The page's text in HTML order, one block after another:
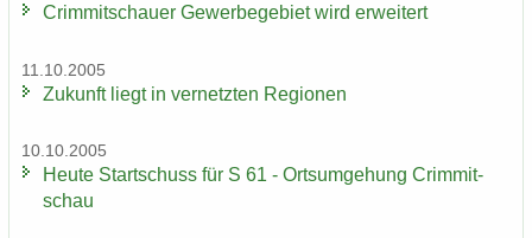
Crim­mit­schau­er Ge­wer­be­ge­biet wird er­wei­tert
11.10.2005
Zu­kunft liegt in ver­netz­ten Re­gio­nen
10.10.2005
Heute Start­schuss für S 61 - Orts­um­ge­hung Crim­mit­
schau